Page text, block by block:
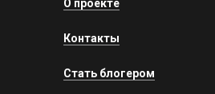
О проекте
Контакты
Стать блогером